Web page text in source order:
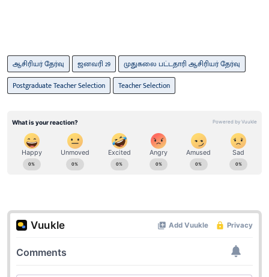
ஆசிரியர் தேர்வு ஜனவரி 29
முதுகலை பட்டதாரி ஆசிரியர் தேர்வு
Postgraduate Teacher Selection
Teacher Selection